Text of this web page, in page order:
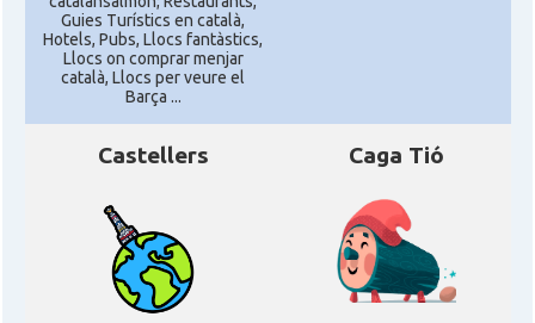
Guies Turístics en català,
Hotels, Pubs, Llocs fantàstics,
Llocs on comprar menjar
català, Llocs per veure el
Barça ...
Castellers Caga Tió